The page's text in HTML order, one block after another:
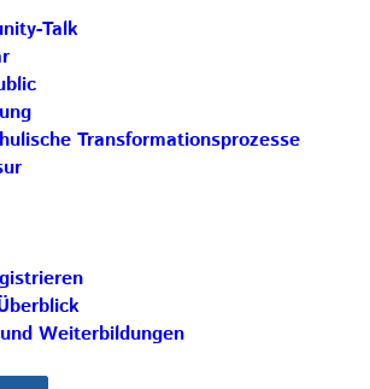
Talk
Transformationsprozesse
Weiterbildungen
sie in pädagogischen Situationen,
ihre Grenzen gelangen (Gefahr von
bleiben können.
und unterstützt, in sich zu
beruflichen Ideale und Bedürfnisse
und ihre Routinen und
Gewohnheiten auf der anderen
Die Zielperspektive heißt – als
Wie gut gelingt mir
in sozialen Situationen,